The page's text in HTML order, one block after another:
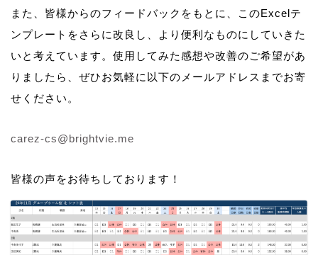
また、皆様からのフィードバックをもとに、このExcelテ
ンプレートをさらに改良し、より便利なものにしていきた
いと考えています。使用してみた感想や改善のご希望があ
りましたら、ぜひお気軽に以下のメールアドレスまでお寄
せください。
carez-cs@brightvie.me
皆様の声をお待ちしております！